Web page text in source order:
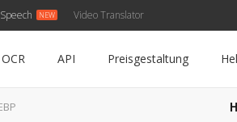
Video Translator
OCR API Preisgestaltung